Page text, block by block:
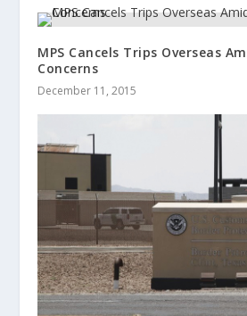
MPS Cancels Trips Overseas
Concerns
December 11, 2015